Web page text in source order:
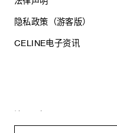
隐私政策（游客版）
CELINE电子资讯
思琳商贸（上海）有限公司